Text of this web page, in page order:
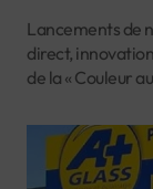
Lancements de
direct,
de la « Couleur